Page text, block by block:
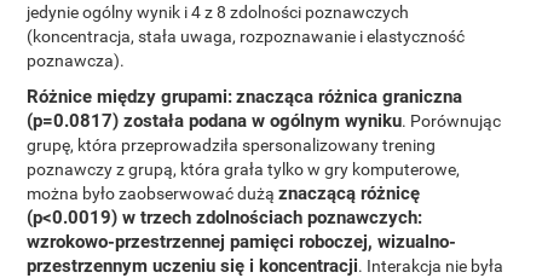
jedynie ogólny wynik i 4 z 8 zdolności poznawczych
(koncentracja, stała uwaga, rozpoznawanie i elastyczność
poznawcza).
Różnice między grupami:znacząca różnica graniczna
(p=0.0817) została podana w ogólnym wyniku. Porównując
grupę, która przeprowadziła spersonalizowany trening
poznawczy z grupą, która grała tylko w gry komputerowe,
można było zaobserwować dużąznaczącą różnicę
(p<0.0019) w trzech zdolnościach poznawczych:
wzrokowo-przestrzennej pamięci roboczej, wizualno-
przestrzennym uczeniu się i koncentracji. Interakcja nie była